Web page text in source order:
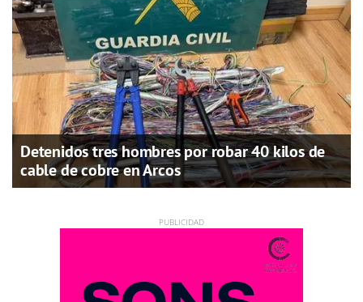
Detenidos tres hombres por robar 40 kilos de
cable de cobre en Arcos